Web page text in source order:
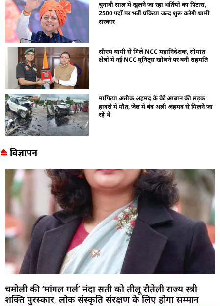
चुनावी साल में खुलने जा रहा भर्तियों का पिटारा,
2500 पदों पर भर्ती प्रक्रिया जल्द शुरू करेगी धामी
सरकार
सीएम धामी से मिले NCC महानिदेशक, सीमांत
क्षेत्रों में नई NCC यूनिट्स खोलने पर बनी सहमति
माफिया अतीक अहमद के बेटे आबान की सड़क
हादसे में मौत, जेल में बंद अली अहमद से मिलने जा
रहे थे
विज्ञापन
चमोली की ‘मांगल गर्ल’ नंदा सती को तीलू रौतेली राज्य स्त्री
शक्ति पुरस्कार, लोक संस्कृति संरक्षण के लिए होगा सम्मान